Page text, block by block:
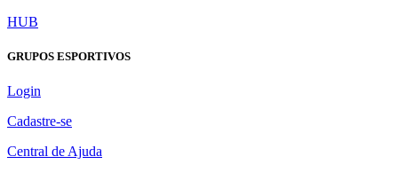
HUB
GRUPOS ESPORTIVOS
Login
Cadastre-se
Central de Ajuda